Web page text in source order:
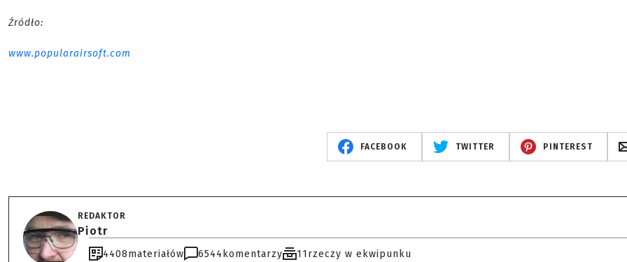
Źródło:
www.popularairsoft.com
FACEBOOK TWITTER PINTEREST
REDAKTOR
Piotr
4408materiałów 6544 komentarzy 11rzeczy w ekwipunku